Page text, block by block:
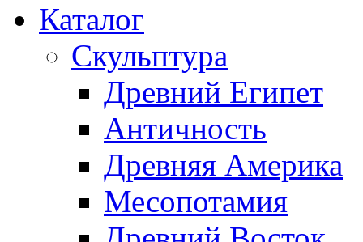
Каталог
Скульптура
Древний Египет
Античность
Древняя Америка
Месопотамия